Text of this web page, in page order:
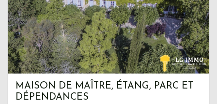
MAISON DE MAÎTRE, ÉTANG, PARC ET
DÉPENDANCES